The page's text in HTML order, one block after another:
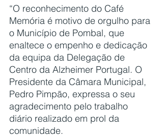
“O reconhecimento do Café
Memória é motivo de orgulho para
o Município de Pombal, que
enaltece o empenho e dedicação
da equipa da Delegação de
Centro da Alzheimer Portugal. O
Presidente da Câmara Municipal,
Pedro Pimpão, expressa o seu
agradecimento pelo trabalho
diário realizado em prol da
comunidade.